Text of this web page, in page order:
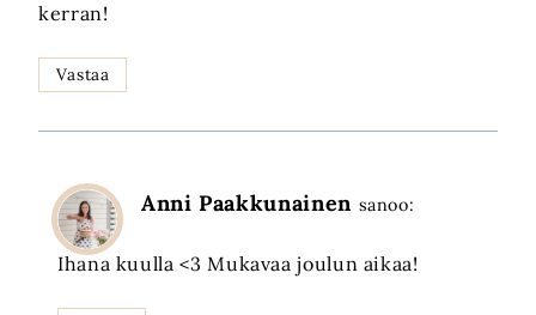
kerran!
Vastaa
Anni Paakkunainen sanoo:
Ihana kuulla <3 Mukavaa joulun aikaa!